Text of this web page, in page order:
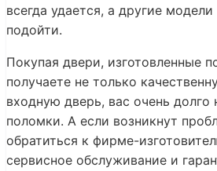
всегда удается, а другие
подойти.
Покупая двери, изготовленные
получаете не только
входную дверь, вас очень долго
поломки. А если возникнут
обратиться к фирме-
сервисное обслуживание и